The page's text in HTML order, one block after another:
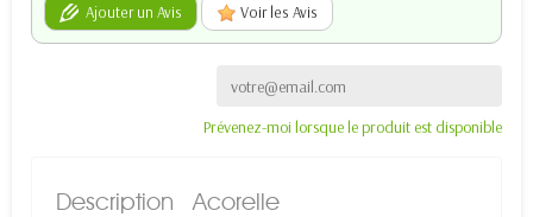
Ajouter un Avis Voir les Avis
Prévenez-moi lorsque le produit est disponible
Description Acorelle